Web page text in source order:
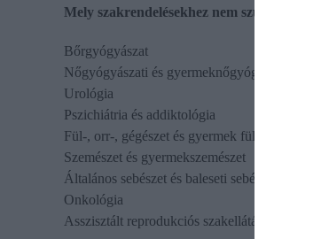
Mely szakrendelésekhez nem szükséges
Bőrgyógyászat
Nőgyógyászati és gyermeknőgyógyászat
Urológia
Pszichiátria és addiktológia
Fül-, orr-, gégészet és gyermek fül-orr-gégészet
Szemészet és gyermekszemészet
Általános sebészet és baleseti sebészet
Onkológia
Asszisztált reprodukciós szakellátás